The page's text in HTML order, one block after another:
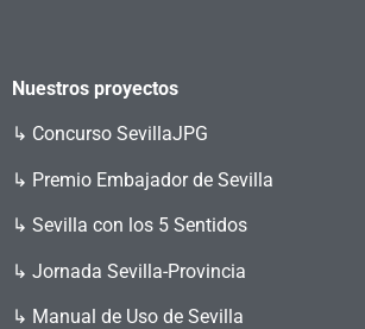
Nuestros proyectos
↳ Concurso SevillaJPG
↳ Premio Embajador de Sevilla
↳ Sevilla con los 5 Sentidos
↳ Jornada Sevilla-Provincia
↳ Manual de Uso de Sevilla